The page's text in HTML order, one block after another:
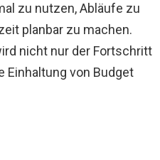
zu nutzen, Abläufe zu
planbar zu machen.
nicht nur der Fortschritt
Einhaltung von Budget